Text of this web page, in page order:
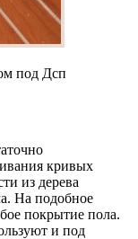
под Дсп
кривых
из дерева
На подобное
покрытие пола.
и под